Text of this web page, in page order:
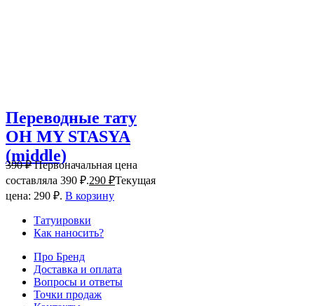
Переводные тату
OH MY STASYA
(middle)
390₽ Первоначальная цена
составляла 390 ₽.290 ₽Текущая
цена: 290 ₽. В корзину
Татуировки
Как наносить?
Про Бренд
Доставка и оплата
Вопросы и ответы
Точки продаж